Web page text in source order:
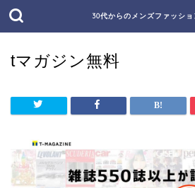
30代からのメンズファッシ
tマガジン無料